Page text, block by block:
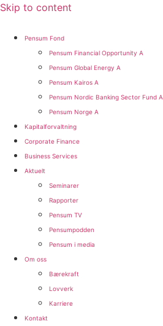
Skip to content
Pensum Fond
Pensum Financial Opportunity A
Pensum Global Energy A
Pensum Kairos A
Pensum Nordic Banking Sector Fund A​
Pensum Norge A​
Kapitalforvaltning
Corporate Finance
Business Services
Aktuelt
Seminarer
Rapporter
Pensum TV
Pensumpodden
Pensum i media
Om oss
Bærekraft
Lovverk
Karriere
Kontakt